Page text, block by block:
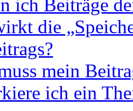
ich Beiträge
die
mein
ich ein